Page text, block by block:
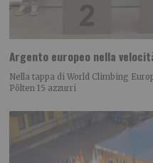
Argento europeo nella
Nella tappa di World Climbing
Pölten 15 azzurri